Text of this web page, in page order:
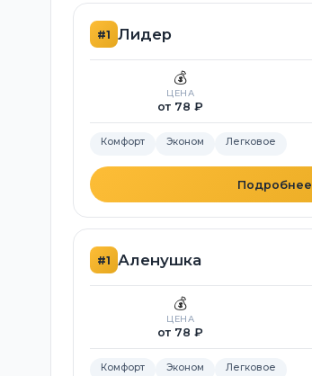
#1 Лидер
💰
ЦЕНА
от 78 ₽
Комфорт Эконом Легковое
Подробнее
#1 Аленушка
💰
ЦЕНА
от 78 ₽
Комфорт Эконом Легковое